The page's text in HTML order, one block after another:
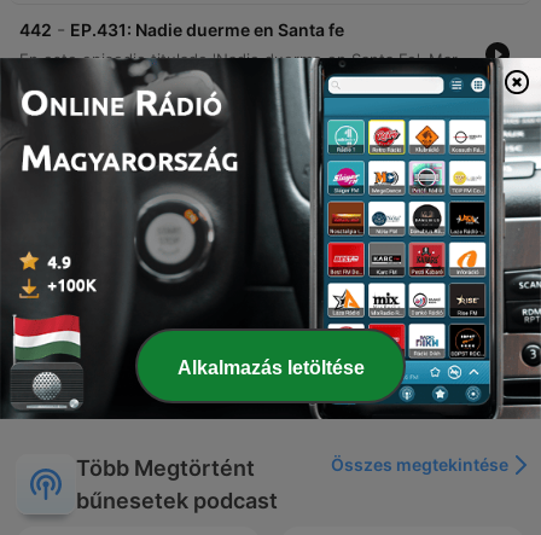
442 - EP.431: Nadie duerme en Santa fe
En este episodio titulado 'Nadie duerme en Santa Fe', Martín Echevarría presenta los relatos de Emilia y Maya sobre experiencias paranormales. Emilia comparte sucesos inquietantes ocurridos en su pueblo natal, Ceres, relacionados con presencias extrañas y encuentros tras el fallecimiento de sus abuelos. Por su parte, Maya relata sucesos inexplicables vividos en Santa Fe, incluyendo presencias visuales, ataques físicos y una visita a una curandera. El episodio explora también episodios de parálisis del sueño, lesiones físicas inexplicables y la presencia de acompañantes espirituales.
21 júl. 2026
441 EP.430: El diablo vestido de niña
Neste episódio, Martim Echevarria apresenta o relato de Joaquina sobre experiências paranormais em sua casa na Argentina, detalhando manifestações como figuras misteriosas e objetos com comportamentos inexplicáveis. A narrativa explora também presenças de entidades infantis, alterações na realidade física e fenômenos que afetaram seus familiares. A discussão aborda a natureza do medo e as dificuldades de compreender fenômenos que não possuem uma explicação lógica, encerrando com uma reflexão sobre como o desconhecido pode se manifestar de formas inesperadas.
EP.429: Los malditos Figueroa
Rosa relata la historia de su familia en Argentina, marcada por una supuesta maldición derivada de las acciones de su abuelo, quien profanó un cementerio para construir su riqueza. La narración describe sucesos paranormales, muertes trágicas y la herencia de capacidades psíquicas que Rosa ha experimentado desde su infancia. La conversación profundiza en experiencias paranormales de su niñez, incluyendo el encuentro con un niño fallecido y un ataque físico por parte de una presencia oscura. El episodio concluye con la revelación de que Rosa es médium y una reflexión sobre la carga de estas experiencias generacionales.
Tue, 7 Jul 2026 06:30:00 +0000
További epizódok mutatása
Több Megtörtént
bűnesetek podcast
Összes megtekintése
Alkalmazás letöltése